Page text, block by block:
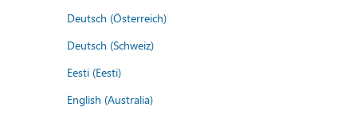
Deutsch (Österreich)
Deutsch (Schweiz)
Eesti (Eesti)
English (Australia)